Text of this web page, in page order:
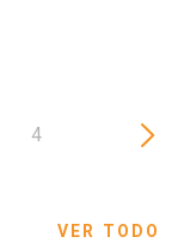
4
VER TODO